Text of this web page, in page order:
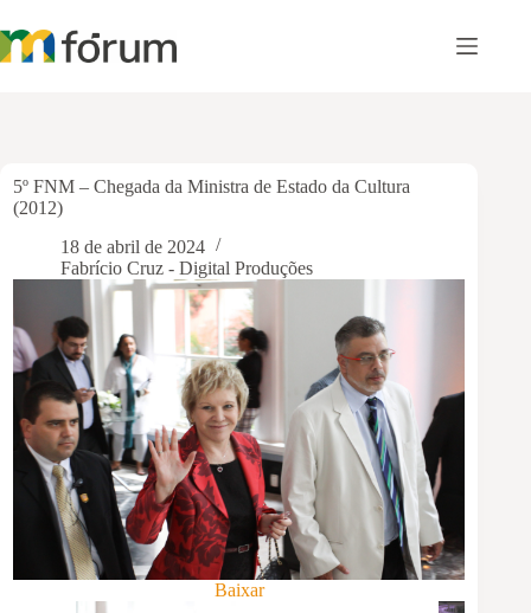
para
o
5º FNM – Chegada da Ministra de Estado da Cultura
(2012)
18 de abril de 2024
Fabrício Cruz - Digital Produções
Baixar